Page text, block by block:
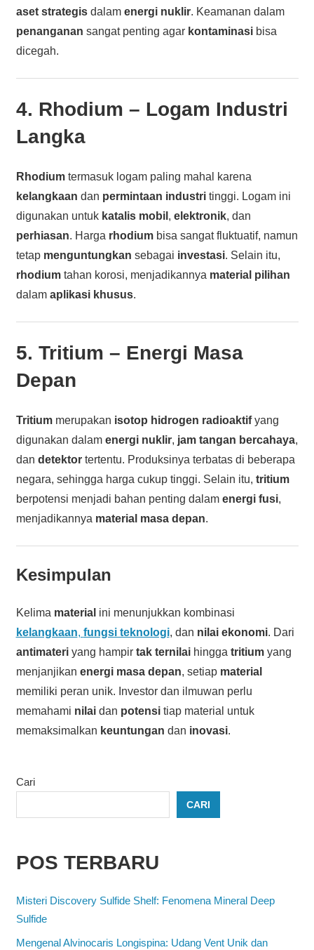
aset strategisdalam energi nuklir. Keamanan dalam
penanganan sangat penting agar kontaminasibisa
dicegah.
4. Rhodium – Logam Industri
Langka
Rhodiumtermasuk logam paling mahal karena
kelangkaan dan permintaan industritinggi. Logam ini
digunakan untuk katalis mobil , elektronik, dan
perhiasan. Harga rhodiumbisa sangat fluktuatif, namun
tetap menguntungkan sebagai investasi. Selain itu,
rhodiumtahan korosi, menjadikannya material pilihan
dalam aplikasi khusus.
5. Tritium – Energi Masa
Depan
Tritiummerupakan isotop hidrogen radioaktifyang
digunakan dalam energi nuklir, jam tangan bercahaya,
dan detektortertentu. Produksinya terbatas di beberapa
negara, sehingga harga cukup tinggi. Selain itu, tritium
berpotensi menjadi bahan penting dalam energi fusi,
menjadikannya material masa depan.
Kesimpulan
Kelima material ini menunjukkan kombinasi
kelangkaan, fungsi teknologi, dan nilai ekonomi. Dari
antimateriyang hampir tak ternilaihingga tritiumyang
menjanjikan energi masa depan, setiap material
memiliki peran unik. Investor dan ilmuwan perlu
memahami nilaidan potensitiap material untuk
memaksimalkan keuntungan dan inovasi.
Cari
CARI
POS TERBARU
Misteri Discovery Sulfide Shelf: Fenomena Mineral Deep
Sulfide
Mengenal Alvinocaris Longispina: Udang Vent Unik dan